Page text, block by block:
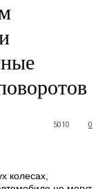
0
5010
колесах,